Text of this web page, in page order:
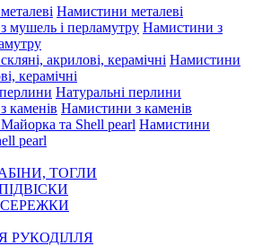
Намистини металеві
Намистини з
Намистини
керамічні
Натуральні перлини
Намистини з каменів
Намистини
pearl
ТОГЛИ
РУКОДІЛЛЯ